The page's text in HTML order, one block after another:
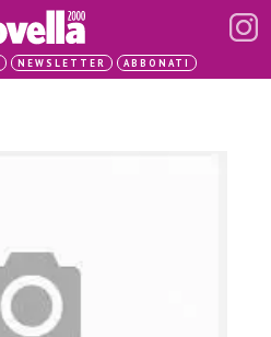
NEWSLETTER ABBONATI